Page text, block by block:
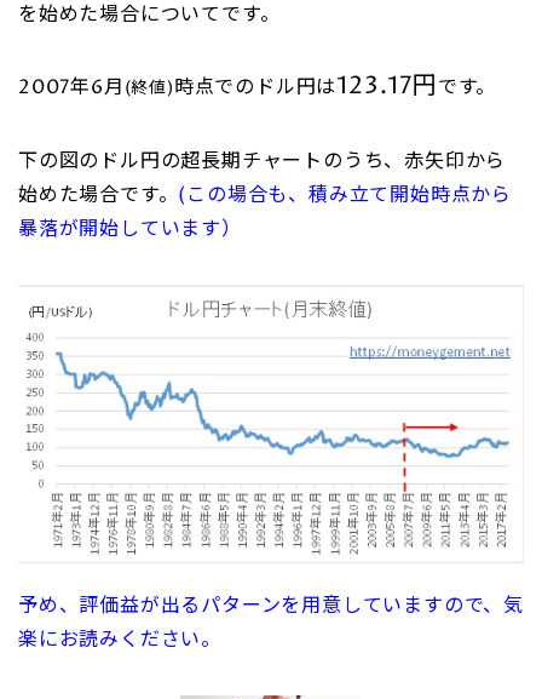
を始めた場合についてです。
2007年6月 (終値)時点でのドル円は123.17円です。
下の図のドル円の超長期チャートのうち、赤矢印から
始めた場合です。 (この場合も、積み立て開始時点から
暴落が開始しています）
予め、評価益が出るパターンを用意していますので、気
楽にお読みください。